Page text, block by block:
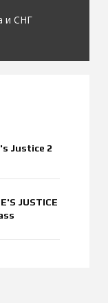
и СНГ
Justice 2
JUSTICE